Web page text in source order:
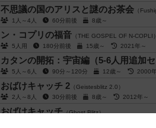
不思議の国のアリスと謎のお茶会 （
1人～4人
60分前後 8歳～
ン・コプリの福音 （THE GOSPEL OF N-COPLI）
5人用
180分前後 15歳～ 2021年～
カタンの開拓：宇宙編（5-6人用追加セ
5人～6人
90分～120分 12歳～ 2000
おばけキャッチ 2 （Geistesblitz 2.0）
2人～8人
30分前後 8歳～ 2012年～
おばけキャッチ（Ghost Blitz）